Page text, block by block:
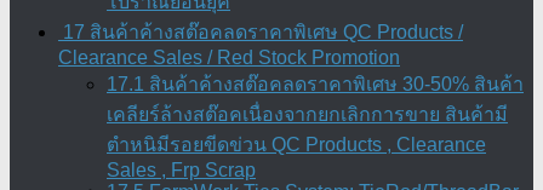
17 สินค้าค้างสต๊อคลดราคาพิเศษ QC Products /
Clearance Sales / Red Stock Promotion
17.1 สินค้าค้างสต๊อคลดราคาพิเศษ 30-50% สินค้า
เคลียร์ล้างสต๊อคเนื่องจากยกเลิกการขาย สินค้ามี
ตำหนิมีรอยขีดข่วน QC Products , Clearance
Sales , Frp Scrap